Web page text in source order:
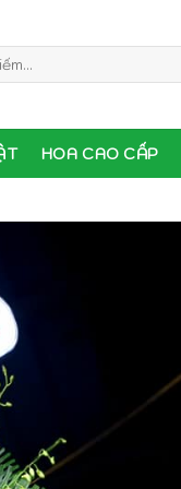
HOA CAO CẤP